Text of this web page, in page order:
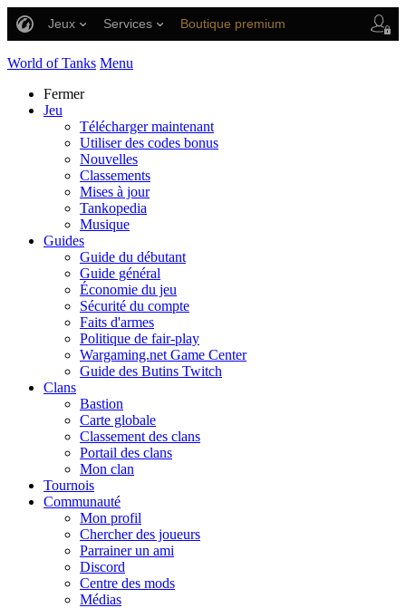
Jeux Services Boutique premium
World of Tanks Menu
Fermer
Jeu
Télécharger maintenant
Utiliser des codes bonus
Nouvelles
Classements
Mises à jour
Tankopedia
Musique
Guides
Guide du débutant
Guide général
Économie du jeu
Sécurité du compte
Faits d'armes
Politique de fair-play
Wargaming.net Game Center
Guide des Butins Twitch
Clans
Bastion
Carte globale
Classement des clans
Portail des clans
Mon clan
Tournois
Communauté
Mon profil
Chercher des joueurs
Parrainer un ami
Discord
Centre des mods
Médias